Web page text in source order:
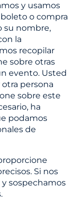
y usamos
o compra
su nombre,
la
recopilar
sobre otras
evento. Usted
persona
sobre este
ha
podamos
de
Si nos
sospechamos